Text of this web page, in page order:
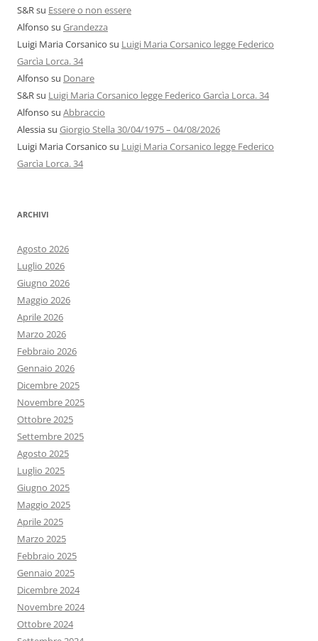
S&Rsu Essere o non essere
Alfonso su Grandezza
Luigi Maria Corsanico su Luigi Maria Corsanico legge Federico
Garcìa Lorca. 34
Alfonso su Donare
S&Rsu Luigi Maria Corsanico legge Federico Garcìa Lorca. 34
Alfonso su Abbraccio
Alessiasu Giorgio Stella 30/04/1975 – 04/08/2026
Luigi Maria Corsanico su Luigi Maria Corsanico legge Federico
Garcìa Lorca. 34
ARCHIVI
Agosto 2026
Luglio 2026
Giugno 2026
Maggio 2026
Aprile 2026
Marzo 2026
Febbraio 2026
Gennaio 2026
Dicembre 2025
Novembre 2025
Ottobre 2025
Settembre 2025
Agosto 2025
Luglio 2025
Giugno 2025
Maggio 2025
Aprile 2025
Marzo 2025
Febbraio 2025
Gennaio 2025
Dicembre 2024
Novembre 2024
Ottobre 2024